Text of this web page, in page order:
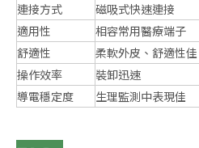
連接方式
磁吸式快速連接
適用性
相容常用醫療端子
舒適性
柔軟外皮、舒適性佳
操作效率
裝卸迅速
導電穩定度
生理監測中表現佳